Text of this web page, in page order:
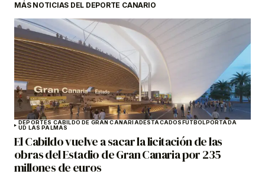
MÁS NOTICIAS DEL DEPORTE CANARIO
DEPORTES CABILDO DE GRAN CANARIADESTACADOSFÚTBOLPORTADA
UD LAS PALMAS
El Cabildo vuelve a sacar la licitación de las
obras del Estadio de Gran Canaria por 235
millones de euros